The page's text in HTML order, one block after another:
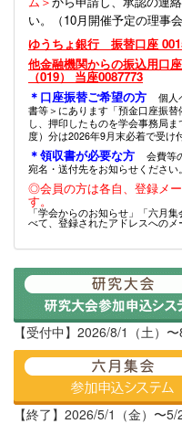
い。（10月開催予定の理事
ゆうちょ銀行 振替口座
他金融機関からの振込用口
（019） 当座0087773
＊口座振替ご希望の方
個人
書等＞にあります「預金口座振
し、押印したものを学会事務局
度）分は2026年9月末必着で受け
＊領収書が必要な方
会費等
宛名・送付先をお知らせください。
◎会員の方は各自、登録メ
す。
「学会からのお知らせ」「六月
べて、登録されたアドレスへの
【受付中】2026/8/1（土）〜
【終了】2026/5/1（金）〜5/